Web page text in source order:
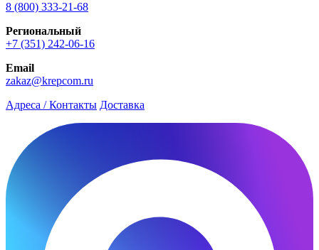
8 (800) 333‑21-68
Региональный
+7 (351) 242-06-16
Email
zakaz@krepcom.ru
Адреса / Контакты Доставка